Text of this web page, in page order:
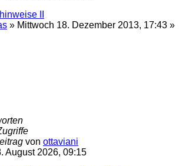
II
» Mittwoch 18. Dezember 2013, 17:43 »
von ottaviani
August 2026, 09:15